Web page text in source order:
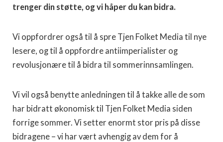
trenger din støtte, og vi håper du kan bidra.
Vi oppfordrer også til å spre Tjen Folket Media til nye
lesere, og til å oppfordre antiimperialister og
revolusjonære til å bidra til sommerinnsamlingen.
Vi vil også benytte anledningen til å takke alle de som
har bidratt økonomisk til Tjen Folket Media siden
forrige sommer. Vi setter enormt stor pris på disse
bidragene – vi har vært avhengig av dem for å